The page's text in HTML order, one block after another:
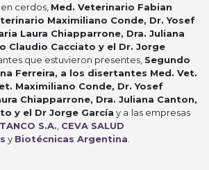
cerdos, Med. Veterinario Fabian
Maximiliano Conde, Dr. Yosef
Laura Chiapparrone, Dra. Juliana
Claudio Cacciato y el Dr. Jorge
que estuvieron presentes, Segundo
Ferreira, a los disertantes Med. Vet.
Maximiliano Conde, Dr. Yosef
Chiapparrone, Dra. Juliana Canton,
y el Dr Jorge García y a las empresas
S.A. CEVA SALUD
y Biotécnicas Argentina